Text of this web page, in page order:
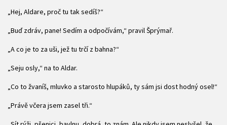
„Hej, Aldare, proč tu tak sedíš?“
„Buď zdráv, pane! Sedím a odpočívám,“ pravil Šprýmař.
„A co je to za uši, jež tu trčí z bahna?“
„Seju osly,“ na to Aldar.
„Co to žvaníš, mluvko a starosto hlupáků, ty sám jsi dost hodný osel!“
„Právě včera jsem zasel tři.“